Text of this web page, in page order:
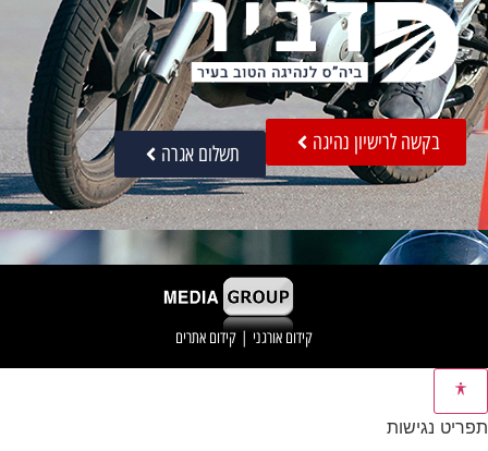
בקשה לרישיון נהיגה תשלום אגרה
קידום אורגני | קידום אתרים
תפריט נגישות